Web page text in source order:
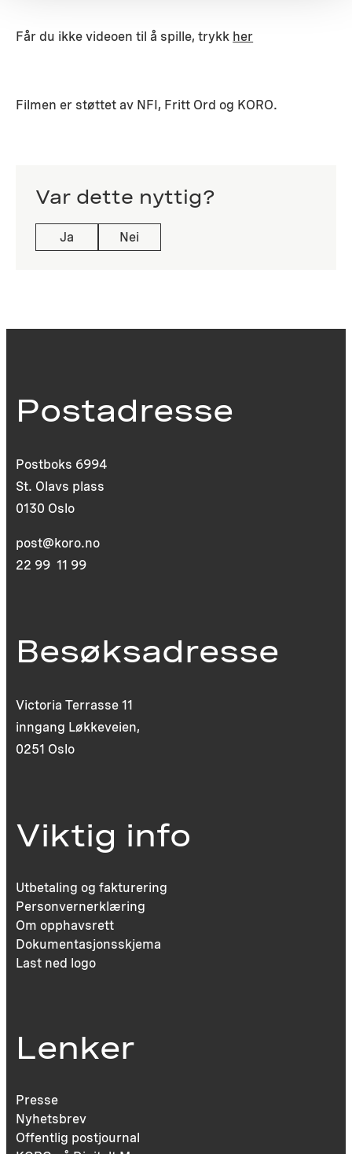
Får du ikke videoen til å spille, trykk her
Filmen er støttet av NFI, Fritt Ord og KORO.
Var dette nyttig?
Ja Nei
Postadresse
Postboks 6994
St. Olavs plass
0130 Oslo
post@koro.no
22 99 11 99
Besøksadresse
Victoria Terrasse 11
inngang Løkkeveien,
0251 Oslo
Viktig info
Utbetaling og fakturering
Personvernerklæring
Om opphavsrett
Dokumentasjonsskjema
Last ned logo
Lenker
Presse
Nyhetsbrev
Offentlig postjournal